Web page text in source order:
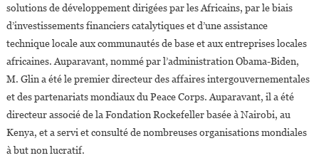
solutions de développement dirigées par les Africains, par le biais
d’investissements financiers catalytiques et d’une assistance
technique locale aux communautés de base et aux entreprises locales
africaines. Auparavant, nommé par l’administration Obama-Biden,
M. Glin a été le premier directeur des affaires intergouvernementales
et des partenariats mondiaux du Peace Corps. Auparavant, il a été
directeur associé de la Fondation Rockefeller basée à Nairobi, au
Kenya, et a servi et consulté de nombreuses organisations mondiales
à but non lucratif.